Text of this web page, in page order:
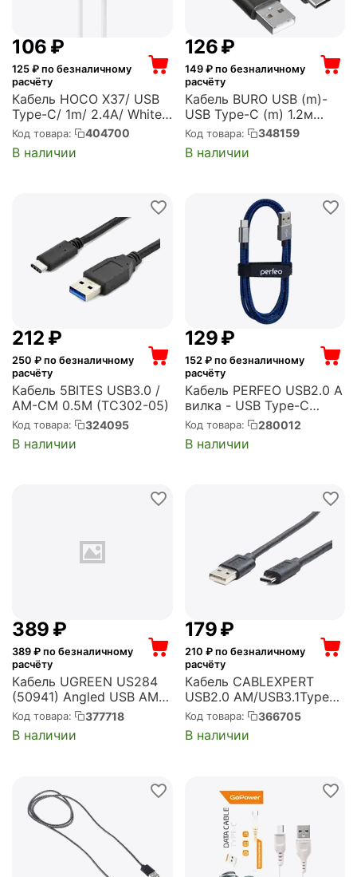
‍106‍ ₽
125 ₽ по безналичному
расчёту
Кабель HOCO X37/ USB
Type-C/ 1m/ 2.4A/ White
(HC-10512)
Код товара: 404700
В наличии
‍126‍₽
149₽ по безналичному
расчёту
Кабель BURO USB (m)-
USB Type-C (m) 1.2м
черный (USB-TC-1.2B2A)
Код товара: 348159
В наличии
‍212‍ ₽
250 ₽ по безналичному
расчёту
Кабель 5BITES USB3.0 /
AM-CM 0.5M (TC302-05)
Код товара: 324095
В наличии
‍129‍₽
152₽ по безналичному
расчёту
Кабель PERFEO USB2.0 A
вилка - USB Type-C
вилка, черно-синий,
длина 3 м. (U4904)
Код товара: 280012
В наличии
‍389‍ ₽
389 ₽ по безналичному
расчёту
Кабель UGREEN US284
(50941) Angled USB AM
to USB Type C Cable
Angled. Длина 1 м. Цвет:
черный US284 (50941)
- Bl...
Код товара: 377718
В наличии
‍179‍₽
210 ₽ по безналичному
расчёту
Кабель CABLEXPERT
USB2.0 AM/USB3.1TypeC,
3м, (CCP-USB2-AMCM-
10)
Код товара: 366705
В наличии